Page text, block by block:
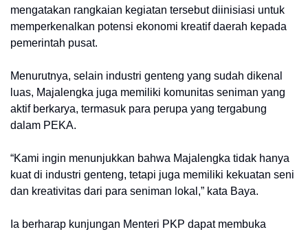
mengatakan rangkaian kegiatan tersebut diinisiasi untuk
memperkenalkan potensi ekonomi kreatif daerah kepada
pemerintah pusat.
Menurutnya, selain industri genteng yang sudah dikenal
luas, Majalengka juga memiliki komunitas seniman yang
aktif berkarya, termasuk para perupa yang tergabung
dalam PEKA.
“Kami ingin menunjukkan bahwa Majalengka tidak hanya
kuat di industri genteng, tetapi juga memiliki kekuatan seni
dan kreativitas dari para seniman lokal,” kata Baya.
Ia berharap kunjungan Menteri PKP dapat membuka